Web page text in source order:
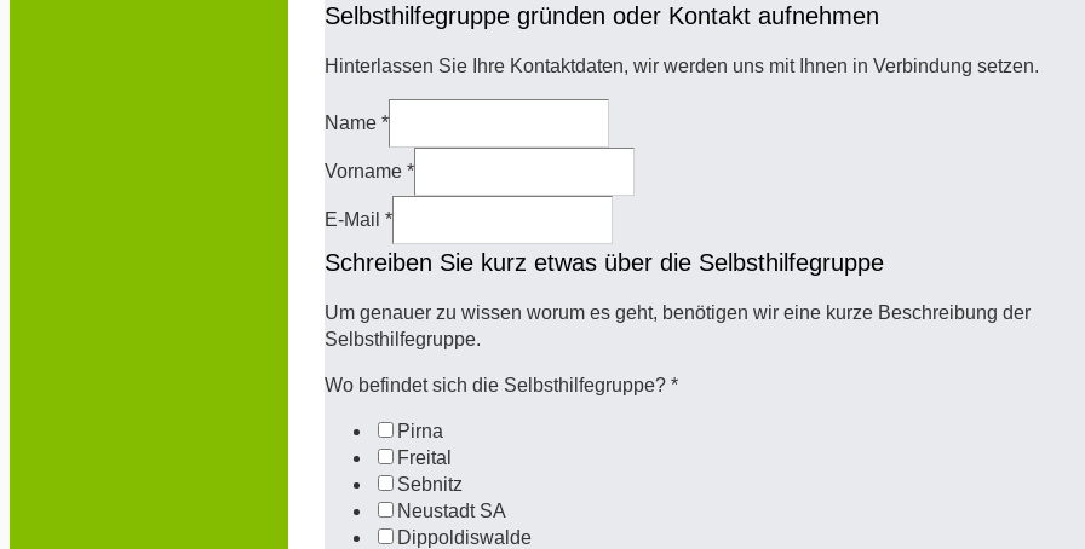
Selbsthilfegruppe gründen oder Kontakt aufnehmen
Hinterlassen Sie Ihre Kontaktdaten, wir werden uns mit Ihnen in Verbindung setzen.
Name *
Vorname *
E-Mail *
Schreiben Sie kurz etwas über die Selbsthilfegruppe
Um genauer zu wissen worum es geht, benötigen wir eine kurze Beschreibung der
Selbsthilfegruppe.
Wo befindet sich die Selbsthilfegruppe? *
Pirna
Freital
Sebnitz
Neustadt SA
Dippoldiswalde